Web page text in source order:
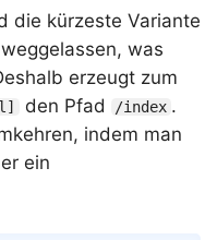
die kürzeste Variante
was
erzeugt zum
den Pfad /index .
indem man
ein